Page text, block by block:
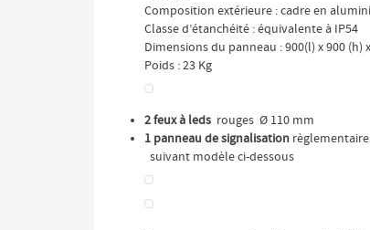
Composition extérieure : cadre en
Classe d’étanchéité : équivalente à IP54
Dimensions du panneau : 900(l) x 900 (h)
Poids : 23 Kg
2 feux à leds rouges Ø 110 mm
1 panneau de signalisation
suivant modèle ci-dessous